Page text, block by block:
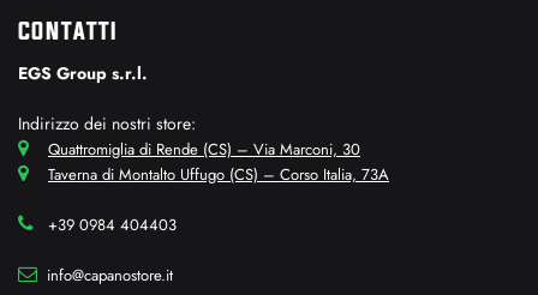
CONTATTI
EGS Group s.r.l.
Indirizzo dei nostri store:
Quattromiglia di Rende (CS) – Via Marconi, 30
Taverna di Montalto Uffugo (CS) – Corso Italia, 73A
+39 0984 404403
info@capanostore.it